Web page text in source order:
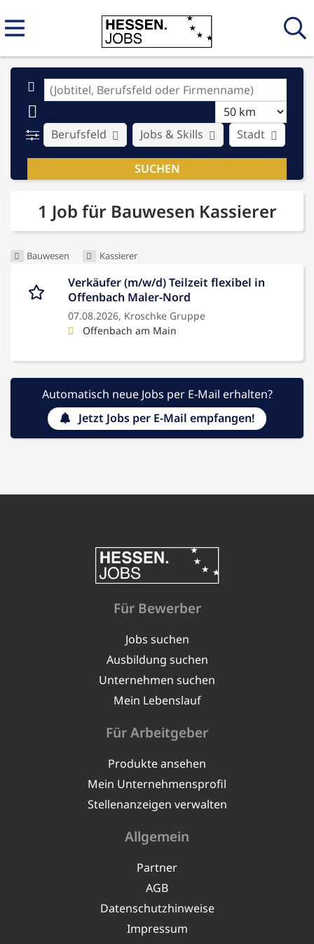
Stadt
Berufsfeld Jobs & Skills
1 Job für Bauwesen Kassierer
Bauwesen Kassierer
Verkäufer (m/w/d) Teilzeit flexibel in
Offenbach Maler-Nord
07.08.2026, Kroschke Gruppe
Offenbach am Main
Automatisch neue Jobs per E-Mail erhalten?
Jetzt Jobs per E-Mail empfangen!
Für Bewerber
Jobs suchen
Ausbildung suchen
Unternehmen suchen
Mein Lebenslauf
Für Arbeitgeber
Produkte ansehen
Mein Unternehmensprofil
Stellenanzeigen verwalten
Allgemein
Partner
AGB
Datenschutzhinweise
Impressum